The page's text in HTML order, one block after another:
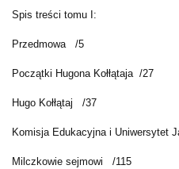
Spis treści tomu I:
Przedmowa /5
Początki Hugona Kołłątaja /27
Hugo Kołłątaj /37
Komisja Edukacyjna i Uniwersytet
Milczkowie sejmowi /115